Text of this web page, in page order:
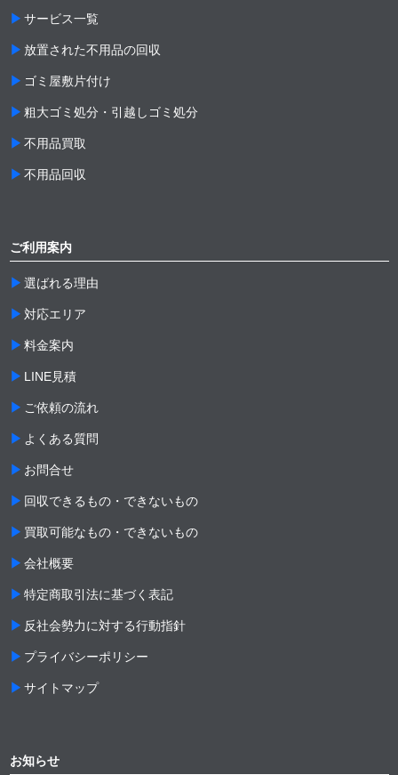
サービス一覧
放置された不用品の回収
ゴミ屋敷片付け
粗大ゴミ処分・引越しゴミ処分
不用品買取
不用品回収
ご利用案内
選ばれる理由
対応エリア
料金案内
LINE見積
ご依頼の流れ
よくある質問
お問合せ
回収できるもの・できないもの
買取可能なもの・できないもの
会社概要
特定商取引法に基づく表記
反社会勢力に対する行動指針
プライバシーポリシー
サイトマップ
お知らせ